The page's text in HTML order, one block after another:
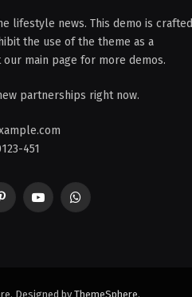
lifestyle news. This demo is crafted
the use of the theme as a
main page for more demos.
partnerships right now.
451
PinterestYouTubeWhatsApp
Designed by ThemeSphere.